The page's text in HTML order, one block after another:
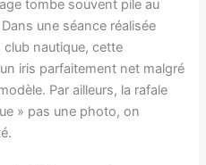
tombe souvent pile au
une séance réalisée
club nautique, cette
iris parfaitement net malgré
Par ailleurs, la rafale
» pas une photo, on